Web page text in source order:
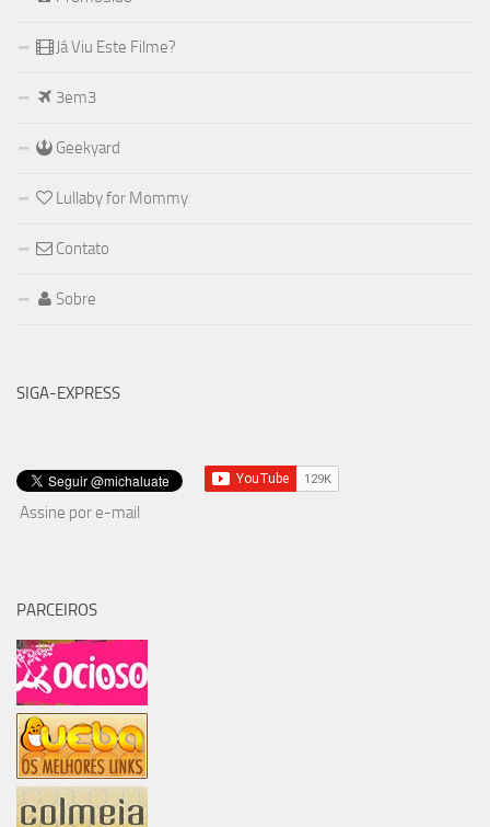
Já Viu Este Filme?
3em3
Geekyard
Lullaby for Mommy
Contato
Sobre
SIGA-EXPRESS
Assine por e-mail
PARCEIROS